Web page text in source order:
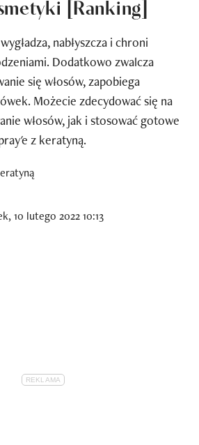
[Ranking]
nabłyszcza i chroni
Dodatkowo zwalcza
się włosów, zapobiega
Możecie zdecydować się na
włosów, jak i stosować gotowe
z keratyną.
10 lutego 2022 10:13